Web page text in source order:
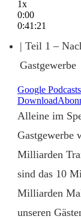
1x
0:00
0:41:21
| Teil 1 –
Gastgewerbe
Google Podcasts
Download
Alleine im
Gastgewerbe
Milliarden
sind das 10
Milliarden
unseren